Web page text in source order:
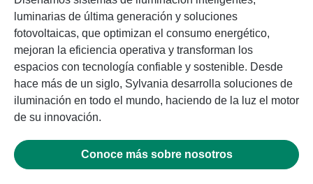
luminarias de última generación y soluciones
fotovoltaicas, que optimizan el consumo energético,
mejoran la eficiencia operativa y transforman los
espacios con tecnología confiable y sostenible. Desde
hace más de un siglo, Sylvania desarrolla soluciones de
iluminación en todo el mundo, haciendo de la luz el motor
de su innovación.
Conoce más sobre nosotros